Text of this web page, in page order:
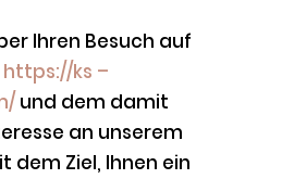
Ihren Besuch auf
https://ks –
und dem damit
an unserem
dem Ziel, Ihnen ein